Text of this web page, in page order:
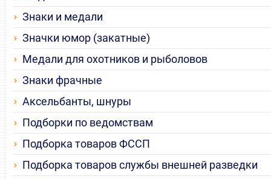
Знаки и медали
Значки юмор (закатные)
Медали для охотников и рыболовов
Знаки фрачные
Аксельбанты, шнуры
Подборки по ведомствам
Подборка товаров ФССП
Подборка товаров службы внешней разведки